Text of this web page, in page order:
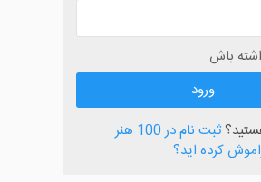
باش
ثبت نام در 100 هنر
کرده اید؟